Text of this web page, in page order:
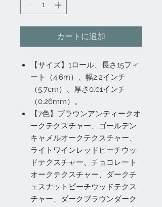
カートに追加
【サイズ】1ロール、長さ15フィ
ート（4.6m）、幅2.2インチ
（5.7cm）、厚さ0.01インチ
（0.26mm）。
【7色】ブラウンアンティークオ
ークテクスチャー、ゴールデン
キャメルオークテクスチャー、
ライトワインレッドピーチウッ
ドテクスチャー、チョコレート
オークテクスチャー、ダークチ
ェスナットピーチウッドテクス
チャー、ダークブラウンダーク